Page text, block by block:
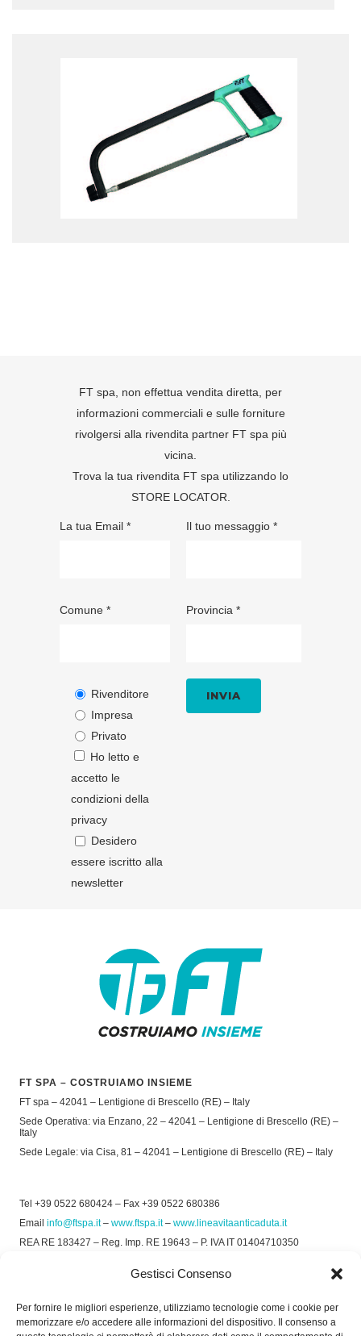
Gestisci Consenso
Per fornire le migliori esperienze, utilizziamo tecnologie come i cookie per
memorizzare e/o accedere alle informazioni del dispositivo. Il consenso a
FT spa, non effettua vendita diretta, per
informazioni commerciali e sulle forniture
rivolgersi alla rivendita partner FT spa più
vicina.
Trova la tua rivendita FT spa utilizzando lo
STORE LOCATOR
La tua Email *
Comune *
Rivenditore
Impresa
Privato
Ho letto e
accetto le
condizioni della
privacy
Desidero
essere iscritto alla
newsletter
Il tuo messaggio *
Provincia *
FT SPA – COSTRUIAMO INSIEME
FT spa – 42041 – Lentigione di Brescello (RE) – Italy
Sede Operativa: via Enzano, 22 – 42041 – Lentigione di Brescello (RE) –
Italy
Sede Legale: via Cisa, 81 – 42041 – Lentigione di Brescello (RE) – Italy
Tel +39 0522 680424 – Fax +39 0522 680386
Email info@ftspa.it– www.ftspa.it– www.lineavitaanticaduta.it
REA RE 183427 – Reg. Imp. RE 19643 – P. IVA IT 01404710350
Privacy Policy–Cookie Policy
SOCIAL